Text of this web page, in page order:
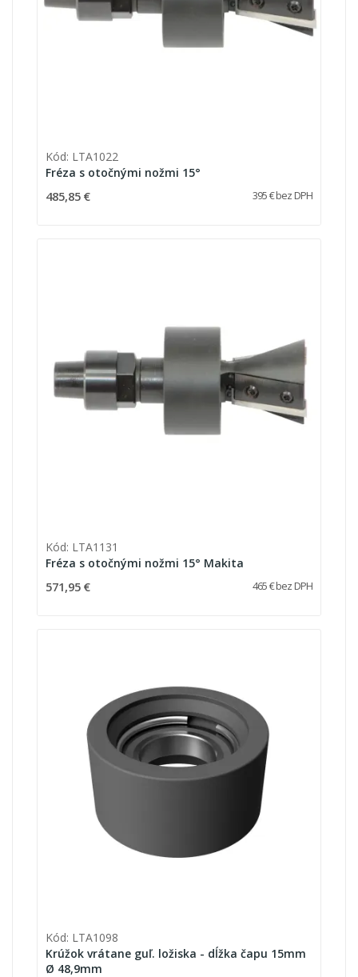
Kód: LTA1022
Fréza s otočnými nožmi 15°
485,85 € 395 € bez DPH
Kód: LTA1131
Fréza s otočnými nožmi 15° Makita
571,95 € 465 € bez DPH
Kód: LTA1098
Krúžok vrátane guľ. ložiska - dĺžka čapu 15mm
Ø 48,9mm